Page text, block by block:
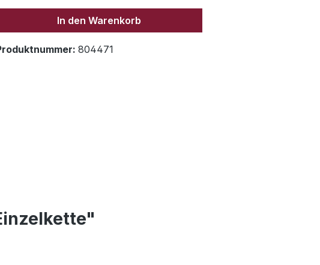
In den Warenkorb
804471